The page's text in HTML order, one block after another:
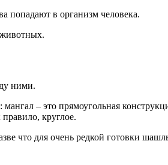
попадают в организм человека.
ними.
– это прямоугольная
круглое.
что для очень редкой готовки